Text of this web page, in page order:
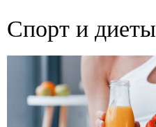
Спорт и диеты